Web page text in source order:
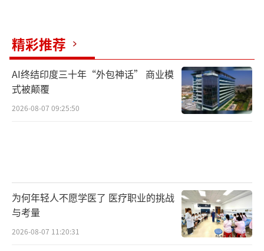
精彩推荐
AI终结印度三十年“外包神话” 商业模
式被颠覆
2026-08-07 09:25:50
为何年轻人不愿学医了 医疗职业的挑战
与考量
2026-08-07 11:20:31